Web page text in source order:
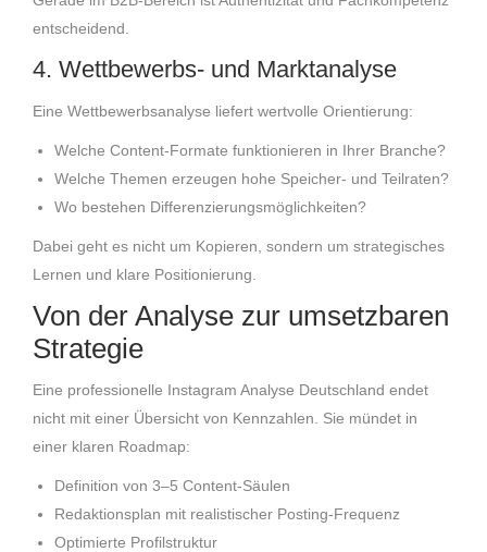
entscheidend.
4. Wettbewerbs- und Marktanalyse
Eine Wettbewerbsanalyse liefert wertvolle Orientierung:
Welche Content-Formate funktionieren in Ihrer Branche?
Welche Themen erzeugen hohe Speicher- und Teilraten?
Wo bestehen Differenzierungsmöglichkeiten?
Dabei geht es nicht um Kopieren, sondern um strategisches
Lernen und klare Positionierung.
Von der Analyse zur umsetzbaren
Strategie
Eine professionelle Instagram Analyse Deutschland endet
nicht mit einer Übersicht von Kennzahlen. Sie mündet in
einer klaren Roadmap:
Definition von 3–5 Content-Säulen
Redaktionsplan mit realistischer Posting-Frequenz
Optimierte Profilstruktur